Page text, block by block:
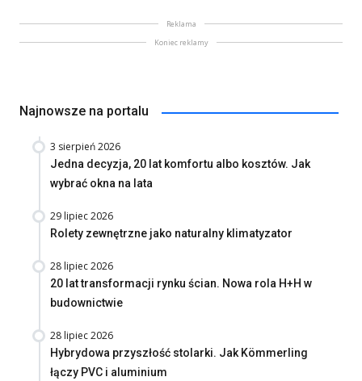
Reklama
Koniec reklamy
Najnowsze na portalu
3 sierpień 2026
Jedna decyzja, 20 lat komfortu albo kosztów. Jak
wybrać okna na lata
29 lipiec 2026
Rolety zewnętrzne jako naturalny klimatyzator
28 lipiec 2026
20 lat transformacji rynku ścian. Nowa rola H+H w
budownictwie
28 lipiec 2026
Hybrydowa przyszłość stolarki. Jak Kömmerling
łączy PVC i aluminium